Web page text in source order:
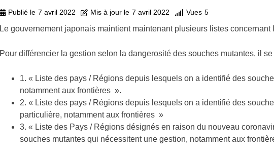
Publié le 7 avril 2022 Mis à jour le 7 avril 2022 Vues 5
Le gouvernement japonais maintient maintenant plusieurs listes concernant
Pour différencier la gestion selon la dangerosité des souches mutantes, il
1. « Liste des pays / Régions depuis lesquels on a identifié des
notamment aux frontières ».
2. « Liste des pays / Régions depuis lesquels on a identifié des
particulière, notamment aux frontières »
3. « Liste des Pays / Régions désignés en raison du nouveau
souches mutantes qui nécessitent une gestion, notamment aux